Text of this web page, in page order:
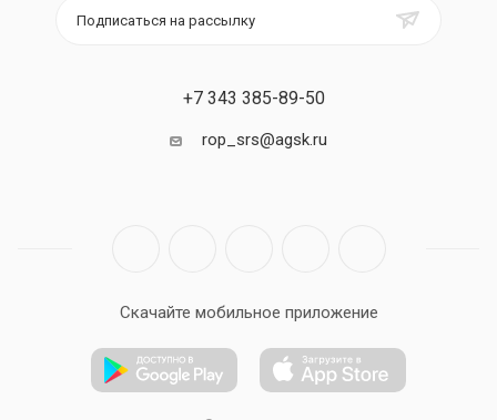
Подписаться на рассылку
+7 343 385-89-50
rop_srs@agsk.ru
Скачайте мобильное приложение